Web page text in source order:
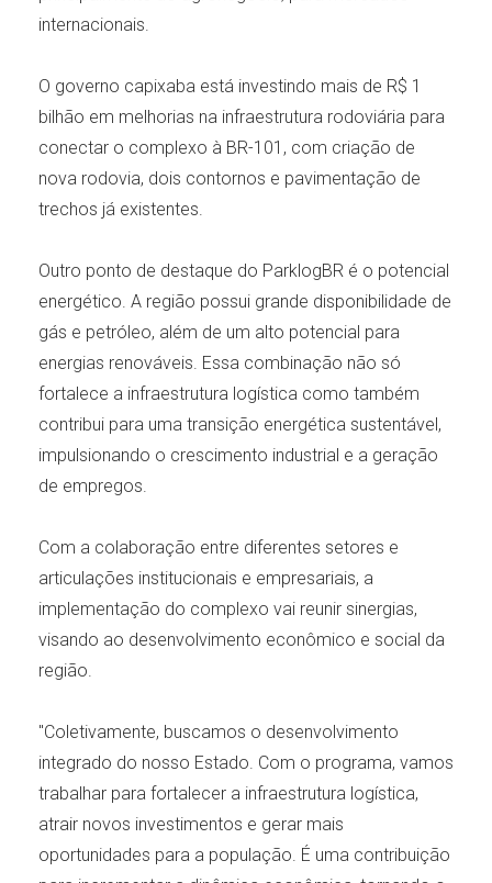
internacionais.
O governo capixaba está investindo mais de R$ 1
bilhão em melhorias na infraestrutura rodoviária para
conectar o complexo à BR-101, com criação de
nova rodovia, dois contornos e pavimentação de
trechos já existentes.
Outro ponto de destaque do ParklogBR é o potencial
energético. A região possui grande disponibilidade de
gás e petróleo, além de um alto potencial para
energias renováveis. Essa combinação não só
fortalece a infraestrutura logística como também
contribui para uma transição energética sustentável,
impulsionando o crescimento industrial e a geração
de empregos.
Com a colaboração entre diferentes setores e
articulações institucionais e empresariais, a
implementação do complexo vai reunir sinergias,
visando ao desenvolvimento econômico e social da
região.
"Coletivamente, buscamos o desenvolvimento
integrado do nosso Estado. Com o programa, vamos
trabalhar para fortalecer a infraestrutura logística,
atrair novos investimentos e gerar mais
oportunidades para a população. É uma contribuição